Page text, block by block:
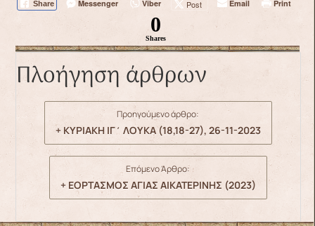
Share Messenger Viber Post Email Print
0
Shares
Πλοήγηση άρθρων
Προηγούμενο άρθρο:
+ ΚΥΡΙΑΚΗ ΙΓ΄ ΛΟΥΚΑ (18,18-27), 26-11-2023
Επόμενο Άρθρο:
+ ΕΟΡΤΑΣΜΟΣ ΑΓΙΑΣ ΑΙΚΑΤΕΡΙΝΗΣ (2023)